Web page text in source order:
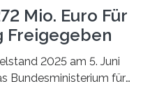
Mio. Euro Für
Freigegeben
2025 am 5. Juni
Bundesministerium für